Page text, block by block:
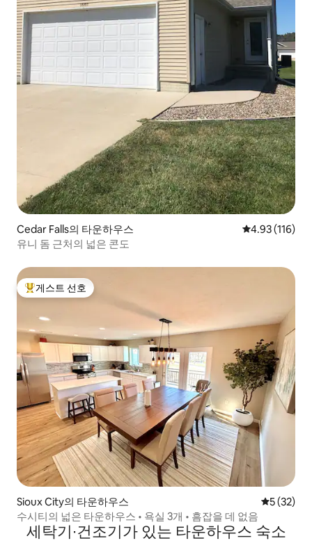
Cedar Falls의 타운하우스 평점 4.93점(5
4.93 (116)
유니 돔 근처의 넓은 콘도
상위 게스트 선호
게스트 선호
Sioux City의 타운하우스 평점 5점
5 (32)
수시티의 넓은 타운하우스 • 욕실 3개 • 흠잡을 데 없음
세탁기∙건조기가 있는 타운하우스 숙소